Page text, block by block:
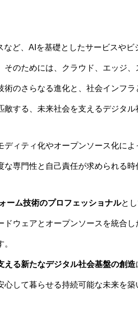
ど、AIを基礎としたサービスやビ
のためには、クラウド、エッジ
のさらなる進化と、社会インフ
する、未来社会を支えるデジタル
ィティ化やオープンソース化に
専門性と自己責任が求められる時
ーム技術のプロフェッショナルと
ウェアとオープンソースを統合
える新たなデジタル社会基盤の創造
心して暮らせる持続可能な未来を